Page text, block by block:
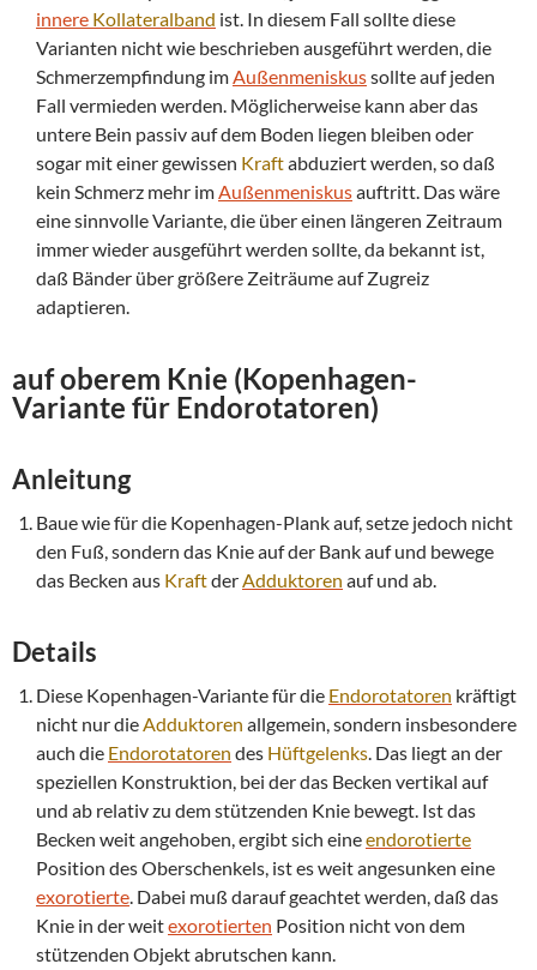
innere Kollateralband ist. In diesem Fall sollte diese
Varianten nicht wie beschrieben ausgeführt werden, die
Schmerzempfindung imAußenmeniskussollte auf jeden
Fall vermieden werden. Möglicherweise kann aber das
untere Bein passiv auf dem Boden liegen bleiben oder
sogar mit einer gewissen Kraftabduziert werden, so daß
kein Schmerz mehr imAußenmeniskusauftritt. Das wäre
eine sinnvolle Variante, die über einen längeren Zeitraum
immer wieder ausgeführt werden sollte, da bekannt ist,
daß Bänder über größere Zeiträume auf Zugreiz
adaptieren.
auf oberem Knie (Kopenhagen-
Variante für Endorotatoren)
Anleitung
Baue wie für die Kopenhagen-Plank auf, setze jedoch nicht
den Fuß, sondern das Knie auf der Bank auf und bewege
das Becken aus KraftderAdduktoren auf und ab.
Details
Diese Kopenhagen-Variante für die Endorotatoren kräftigt
nicht nur dieAdduktoren allgemein, sondern insbesondere
auch die Endorotatoren des Hüftgelenks. Das liegt an der
speziellen Konstruktion, bei der das Becken vertikal auf
und ab relativ zu dem stützenden Knie bewegt. Ist das
Becken weit angehoben, ergibt sich eineendorotierte
Position des Oberschenkels, ist es weit angesunken eine
exorotierte. Dabei muß darauf geachtet werden, daß das
Knie in der weitexorotierten Position nicht von dem
stützenden Objekt abrutschen kann.